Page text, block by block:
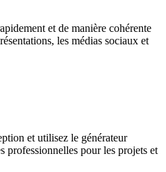
et de manière cohérente
les médias sociaux et
et utilisez le générateur
professionnelles pour les projets et